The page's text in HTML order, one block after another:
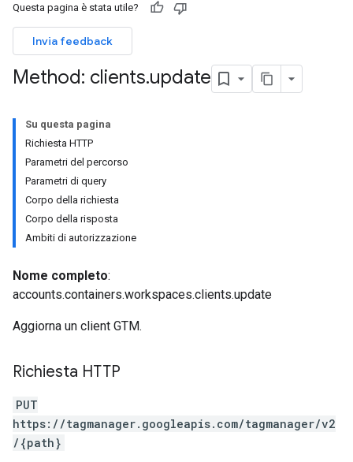
Questa pagina è stata utile?
Invia feedback
Method: clients.update
Su questa pagina
Richiesta HTTP
Parametri del percorso
Parametri di query
Corpo della richiesta
Corpo della risposta
Ambiti di autorizzazione
Nome completo:
accounts.containers.workspaces.clients.update
Aggiorna un client GTM.
Richiesta HTTP
PUT
https://tagmanager.googleapis.com/tagmanager/v2
/{path}